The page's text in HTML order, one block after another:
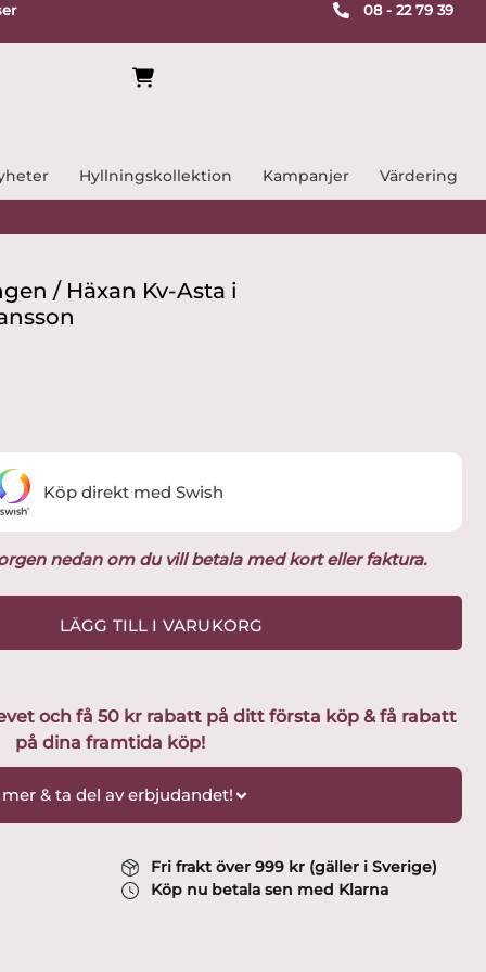
08 - 22 79 39
Hyllningskollektion Kampanjer Värdering
/ Häxan Kv-Asta i
nedan om du vill betala med kort eller faktura.
LÄGG TILL I VARUKORG
Köp direkt med Swish
och få 50 kr rabatt på ditt första köp & få rabatt
på dina framtida köp!
mer & ta del av erbjudandet!
Fri frakt över 999 kr (gäller i Sverige)
Köp nu betala sen med Klarna